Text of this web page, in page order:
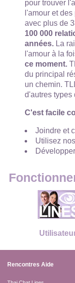
pour trouver
l'amour et
avec plus de
100 000
années. La
l'amour à la
ce moment.
du principal
un chemin.
d'autres types
C'est facile
Joindre et
Utilisez
Rencontres Aide